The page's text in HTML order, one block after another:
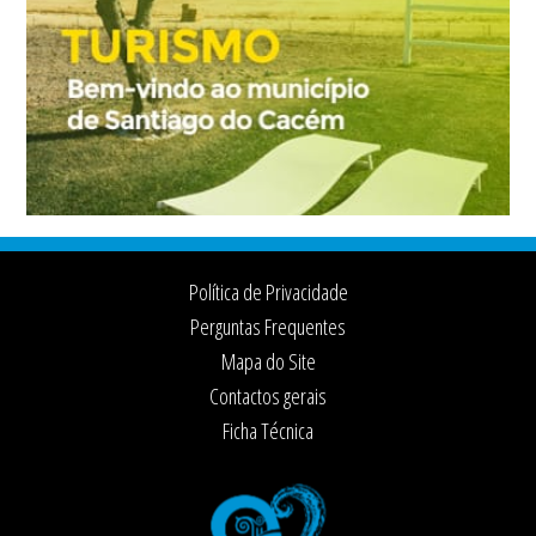
Footer
Política de Privacidade
Perguntas Frequentes
Mapa do Site
Contactos gerais
Ficha Técnica